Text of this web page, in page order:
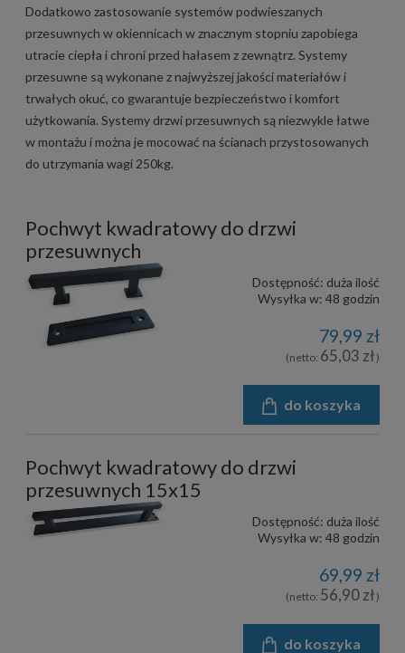
Dodatkowo zastosowanie systemów podwieszanych
przesuwnych w okiennicach w znacznym stopniu zapobiega
utracie ciepła i chroni przed hałasem z zewnątrz. Systemy
przesuwne są wykonane z najwyższej jakości materiałów i
trwałych okuć, co gwarantuje bezpieczeństwo i komfort
użytkowania. Systemy drzwi przesuwnych są niezwykle łatwe
w montażu i można je mocować na ścianach przystosowanych
do utrzymania wagi 250kg.
Pochwyt kwadratowy do drzwi
przesuwnych
Dostępność: duża ilość
Wysyłka w: 48 godzin
79,99 zł
(netto: 65,03 zł)
do koszyka
Pochwyt kwadratowy do drzwi
przesuwnych 15x15
Dostępność: duża ilość
Wysyłka w: 48 godzin
69,99 zł
(netto: 56,90 zł)
do koszyka